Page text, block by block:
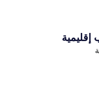
إقليمية